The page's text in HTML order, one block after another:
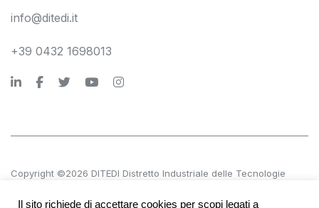
info@ditedi.it
+39 0432 1698013
Copyright ©2026 DITEDI Distretto Industriale delle Tecnologie
Il sito richiede di accettare cookies per scopi legati a